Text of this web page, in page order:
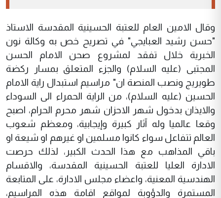
وقال الامين العام للعتبة الحسينية المقدسة الاستاذ
"حسن رشيد العبايجي" في تصريح خص به وكالة نون
الخبرية خلال تفقد لمشروع صحن الامام الحسن
المجتبى (عليه السلام) والجزء المتعلق بمسار ركضة
طويريج ونصب المنصة ان" مراسيم استبدال راية الامام
الحسين (عليه السلام)، من الراية الحمراء الى السوداء
والايذان بدخول شهر الاحزان شهر محرم الحرام، اصبح
وقعا عالميا وله آثار كبيرة وإيجابية، ومعظم شعوب
العالم تتفاعل سواء كانوا مسلمين او غيرهم او شيعة او
باقي المذاهب مع هذا الحدث الكبير، لذلك حرصت
الادارة العليا للعتبة الحسينية المقدسة، والاقسام
الهندسية المعنية، واعضاء مجلس الادارة، على المتابعة
المستمرة والدؤوبة لمواقع اقامة هذه المراسيم،